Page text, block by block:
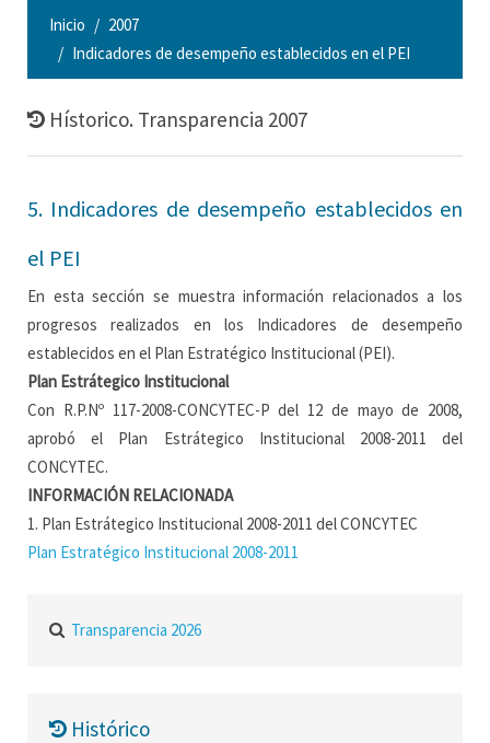
Inicio
2007
Indicadores de desempeño establecidos en el PEI
Hístorico. Transparencia 2007
5. Indicadores de desempeño establecidos en
el PEI
En esta sección se muestra información relacionados a los
progresos realizados en los Indicadores de desempeño
establecidos en el Plan Estratégico Institucional (PEI).
Plan Estrátegico Institucional
Con R.P.Nº 117-2008-CONCYTEC-P del 12 de mayo de 2008,
aprobó el Plan Estrátegico Institucional 2008-2011 del
CONCYTEC.
INFORMACIÓN RELACIONADA
1. Plan Estrátegico Institucional 2008-2011 del CONCYTEC
Plan Estratégico Institucional 2008-2011
Transparencia 2026
Histórico